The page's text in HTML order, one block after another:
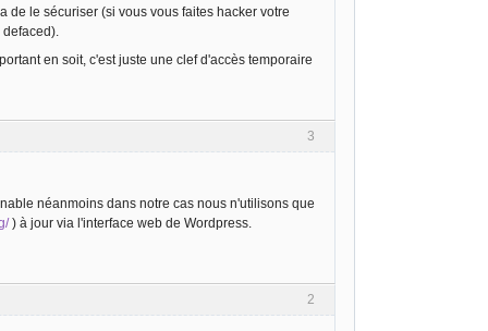
de le sécuriser (si vous vous faites hacker votre
en soit, c'est juste une clef d'accès temporaire
3
néanmoins dans notre cas nous n'utilisons que
) à jour via l'interface web de Wordpress.
2